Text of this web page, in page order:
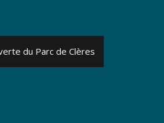
du Parc de Clères